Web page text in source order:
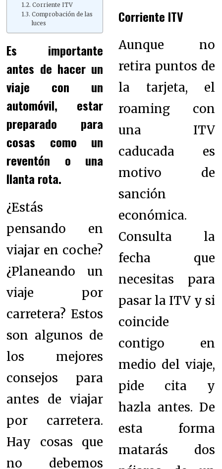
Corriente ITV
Comprobación de las
luces
Es importante
antes de hacer un
viaje con un
automóvil, estar
preparado para
cosas como un
reventón o una
llanta rota.
¿Estás
pensando en
viajar en coche?
¿Planeando un
viaje por
carretera? Estos
son algunos de
los mejores
consejos para
antes de viajar
por carretera.
Hay cosas que
no debemos
Corriente ITV
Aunque no
retira puntos de
la tarjeta, el
roaming con
una ITV
caducada es
motivo de
sanción
económica.
Consulta la
fecha que
necesitas para
pasar la ITV y si
coincide
contigo en
medio del viaje,
pide cita y
hazla antes. De
esta forma
matarás dos